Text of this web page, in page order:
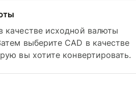
качестве исходной валюты
выберите CAD в качестве
вы хотите конвертировать.